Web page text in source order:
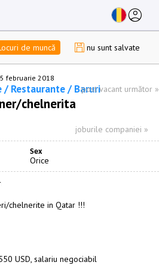
account_circle
de muncă nu sunt salvate
februarie 2018
Restaurante / Baruripost vacant următor »
chelnerita
joburile companiei »
Sex
Orice
chelnerite in Qatar !!!
USD, salariu negociabil